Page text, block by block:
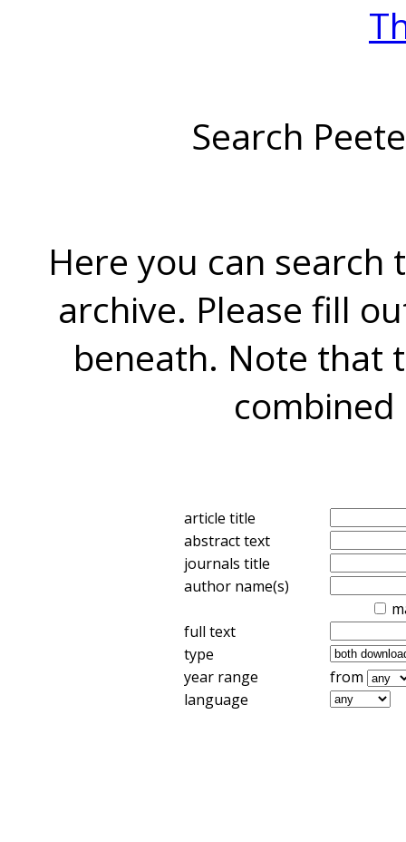
Search
Here you can search
archive. Please fill
beneath. Note that
combined
article title
abstract text
journals title
author name(s)
full text
type
year range
from
language